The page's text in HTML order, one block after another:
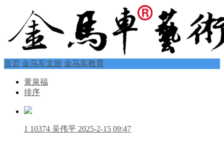
首页 金马车文旅 金马车教育
黄泉福
排序
1 10374 吴伟平 2025-2-15 09:47